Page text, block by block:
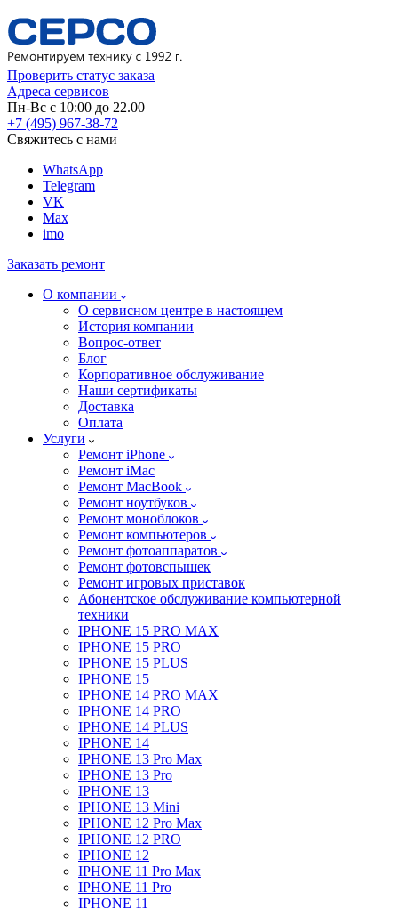
Проверить статус заказа
Адреса сервисов
Пн-Вс с 10:00 до 22.00
+7 (495) 967-38-72
Свяжитесь с нами
WhatsApp
Telegram
VK
Max
imo
Заказать ремонт
О компании
О сервисном центре в настоящем
История компании
Вопрос-ответ
Блог
Корпоративное обслуживание
Наши сертификаты
Доставка
Оплата
Услуги
Ремонт iPhone
Ремонт iMac
Ремонт MacBook
Ремонт ноутбуков
Ремонт моноблоков
Ремонт компьютеров
Ремонт фотоаппаратов
Ремонт фотовспышек
Ремонт игровых приставок
Абонентское обслуживание компьютерной
техники
IPHONE 15 PRO MAX
IPHONE 15 PRO
IPHONE 15 PLUS
IPHONE 15
IPHONE 14 PRO MAX
IPHONE 14 PRO
IPHONE 14 PLUS
IPHONE 14
IPHONE 13 Pro Max
IPHONE 13 Pro
IPHONE 13
IPHONE 13 Mini
IPHONE 12 Pro Max
IPHONE 12 PRO
IPHONE 12
IPHONE 11 Pro Max
IPHONE 11 Pro
IPHONE 11